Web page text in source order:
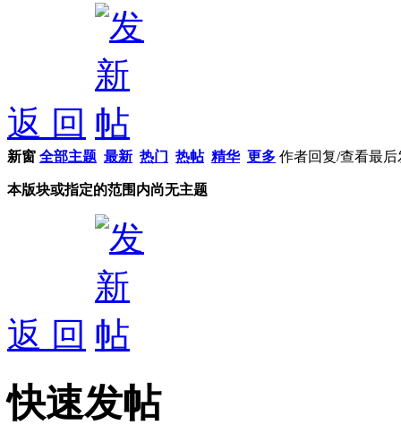
返 回
新窗 全部主题 最新 热门 热帖 精华 更多 作者回复/查看最后
本版块或指定的范围内尚无主题
返 回
快速发帖